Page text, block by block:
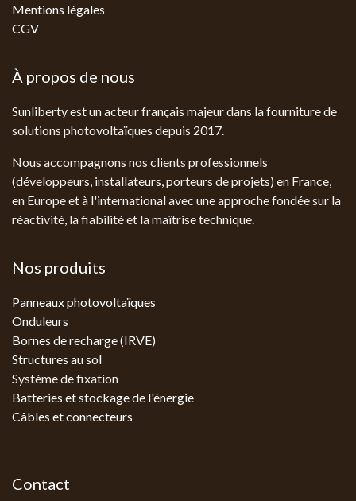
Mentions légales
CGV
À propos de nous
Sunliberty est un acteur français majeur dans la fourniture de
solutions photovoltaïques depuis 2017.
Nous accompagnons nos clients professionnels
(développeurs, installateurs, porteurs de projets) en France,
en Europe et à l'international avec une approche fondée sur la
réactivité, la fiabilité et la maîtrise technique.
Nos produits
Panneaux photovoltaïques
Onduleurs
Bornes de recharge (IRVE)
Structures au sol
Système de fixation
Batteries et stockage de l'énergie
Câbles et connecteurs
Contact